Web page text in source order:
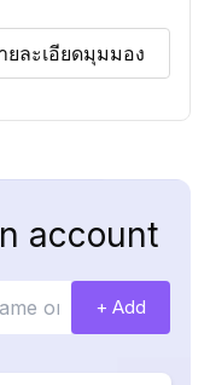
ยละเอียดมุมมอง
account
+ Add